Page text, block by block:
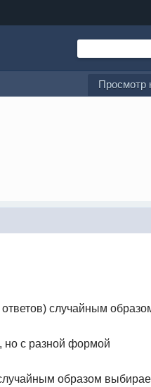
Просмотр
случайным
но с разной формой
образом